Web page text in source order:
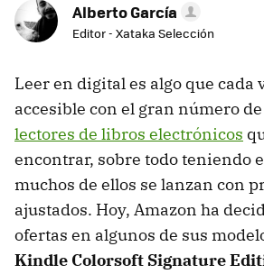
Alberto García
Editor - Xataka Selección
Leer en digital es algo que cada
accesible con el gran número de
lectores de libros electrónicos
encontrar, sobre todo teniendo
muchos de ellos se lanzan con
ajustados. Hoy, Amazon ha
ofertas en algunos de sus
Kindle Colorsoft Signature